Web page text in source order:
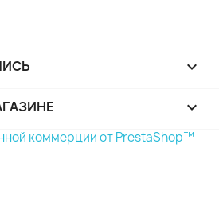

keyboard_arrow_down
коммерции от PrestaShop™